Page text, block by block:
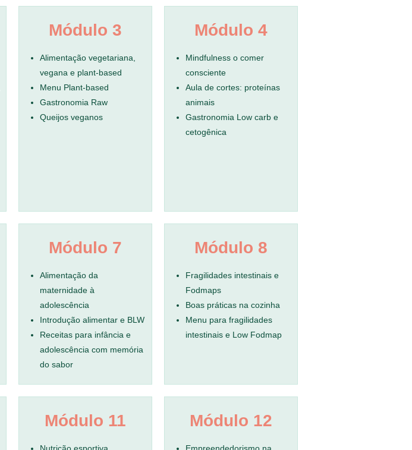
Módulo 3
Alimentação vegetariana,
vegana e plant-based
Menu Plant-based
Gastronomia Raw
Queijos veganos
Módulo 4
Mindfulness o comer
consciente
Aula de cortes: proteínas
animais
Gastronomia Low carb e
cetogênica
Módulo 7
Alimentação da
maternidade à
adolescência
Introdução alimentar e BLW
Receitas para infância e
adolescência com memória
do sabor
Módulo 8
Fragilidades intestinais e
Fodmaps
Boas práticas na cozinha
Menu para fragilidades
intestinais e Low Fodmap
Módulo 11 Módulo 12